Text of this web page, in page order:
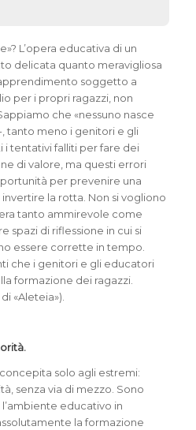
L’opera educativa di un
delicata quanto meravigliosa
soggetto a
per i propri ragazzi, non
che «nessuno nasce
tanto meno i genitori e gli
i tentativi falliti per fare dei
di valore, ma questi errori
per prevenire una
la rotta. Non si vogliono
tanto ammirevole come
spazi di riflessione in cui si
essere corrette in tempo.
che i genitori e gli educatori
formazione dei ragazzi.
«Aleteia»).
solo agli estremi:
senza via di mezzo. Sono
l’ambiente educativo in
la formazione